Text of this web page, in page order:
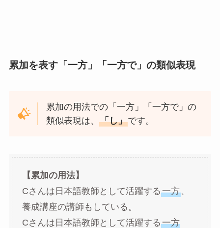
累加を表す「一方」「一方で」の類似表現
累加の用法での「一方」「一方で」の
類似表現は、「し」です。
【累加の用法】
Cさんは日本語教師として活躍する一方、
養成講座の講師もしている。
Cさんは日本語教師として活躍する一方